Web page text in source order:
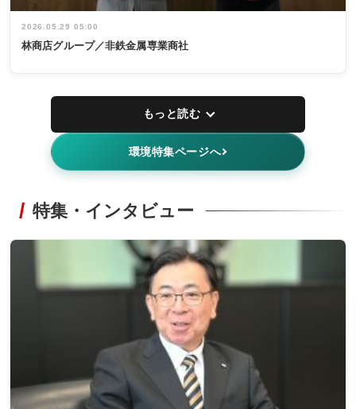
2026.05.29 05:00
林商店グループ／非鉄金属専業商社
もっと読む
環境特集ページへ
特集・インタビュー